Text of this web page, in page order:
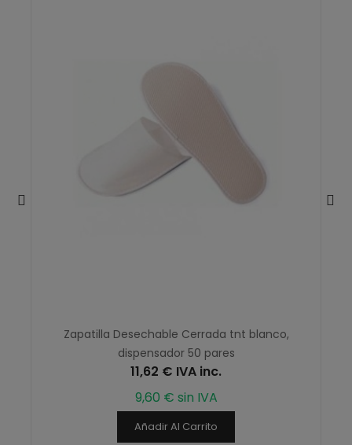
Zapatilla Desechable Cerrada tnt blanco,
dispensador 50 pares
11,62 € IVA inc.
9,60 € sin IVA
Añadir Al Carrito